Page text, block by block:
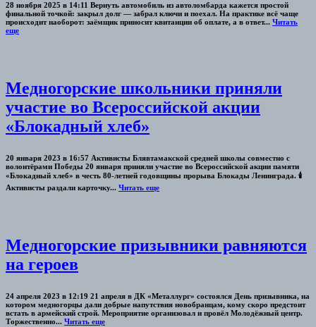
28 ноября 2025 в 14:11 Вернуть автомобиль из автоломбарда кажется простой
финальной точкой: закрыл долг — забрал ключи и поехал. На практике всё чаще
происходит наоборот: заёмщик приносит квитанции об оплате, а в ответ... Читать
еще
Медногорские школьники приняли
участие во Всероссийской акции
«Блокадный хлеб»
20 января 2023 в 16:57 Активисты Блявтамакской средней школы совместно с
волонтёрами Победы 20 января приняли участие во Всероссийской акции памяти
«Блокадный хлеб» в честь 80-летней годовщины прорыва Блокады Ленинграда. 🕯
Активисты раздали карточку... Читать еще
Медногорские призывники равняются
на героев
24 апреля 2023 в 12:19 21 апреля в ДК «Металлург» состоялся День призывника, на
котором медногорцы дали добрые напутствия новобранцам, кому скоро предстоит
встать в армейский строй. Мероприятие организовал и провёл Молодёжный центр.
Торжественно... Читать еще